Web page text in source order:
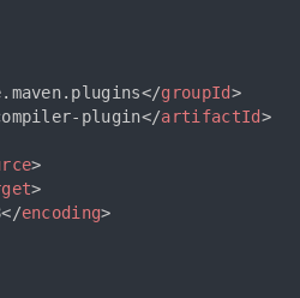
</groupId>
plugin</artifactId>
>
>
</encoding>